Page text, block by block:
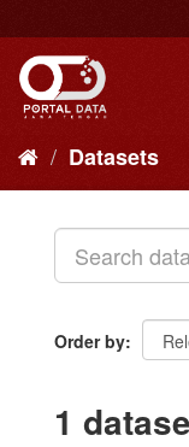
to
content
Datasets
Order by
1